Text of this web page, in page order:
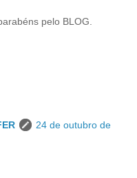
pelo BLOG.
24 de outubro de